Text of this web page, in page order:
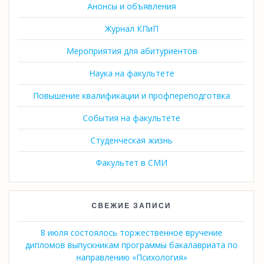
Анонсы и объявления
Журнал КПиП
Мероприятия для абитуриентов
Наука на факультете
Повышение квалификации и профпереподготвка
События на факультете
Студенческая жизнь
Факультет в СМИ
СВЕЖИЕ ЗАПИСИ
8 июля состоялось торжественное вручение
дипломов выпускникам программы бакалавриата по
направлению «Психология»